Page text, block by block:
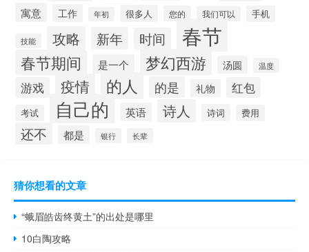
寓意 工作 年初 很多人 您的 我们可以 手机
技能 攻略 新年 时间 春节
春节期间 是一个 梦幻西游 汤圆 温度
游戏 疫情 的人 的是 礼物 红包
考试 自己的 英语 诗人 诗词 费用
还不 都是 银行 长辈
猜你想看的文章
“蛾眉皓齿终黄土”的出处是哪里
10白陶攻略